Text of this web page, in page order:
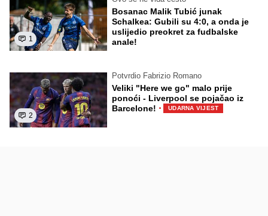
1
Bosanac Malik Tubić junak
Schalkea: Gubili su 4:0, a onda je
uslijedio preokret za fudbalske
anale!
2
Potvrdio Fabrizio Romano
Veliki "Here we go" malo prije
ponoći - Liverpool se pojačao iz
Barcelone! · UDARNA VIJEST